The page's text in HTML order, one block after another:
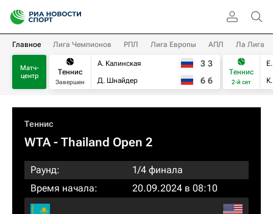
Главное Лига Чемпионов РПЛ Лига Европы АПЛ Ла Лига
Матч-
центр
Теннис
Завершен
А. Калинская
Д. Шнайдер
3 3
6 6
Теннис
2-й сет
Теннис
WTA- Thailand Open 2
Раунд:
1/4 финала
Время начала:
20.09.2024 в 08:10